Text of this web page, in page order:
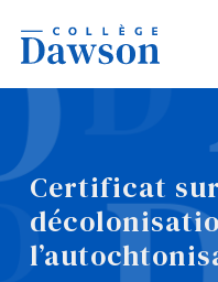
Certificat